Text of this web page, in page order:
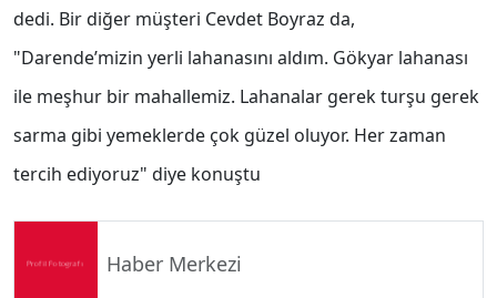
dedi. Bir diğer müşteri Cevdet Boyraz da,
"Darende’mizin yerli lahanasını aldım. Gökyar lahanası
ile meşhur bir mahallemiz. Lahanalar gerek turşu gerek
sarma gibi yemeklerde çok güzel oluyor. Her zaman
tercih ediyoruz" diye konuştu
Haber Merkezi